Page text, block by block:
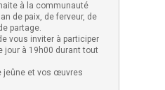
à la communauté
de paix, de ferveur, de
partage.
vous inviter à participer
jour à 19h00 durant tout
jeûne et vos œuvres